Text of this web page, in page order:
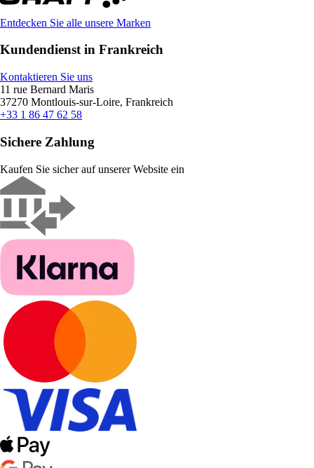
Entdecken Sie alle unsere Marken
Kundendienst in Frankreich
Kontaktieren Sie uns
11 rue Bernard Maris
37270 Montlouis-sur-Loire, Frankreich
+33 1 86 47 62 58
Sichere Zahlung
Kaufen Sie sicher auf unserer Website ein